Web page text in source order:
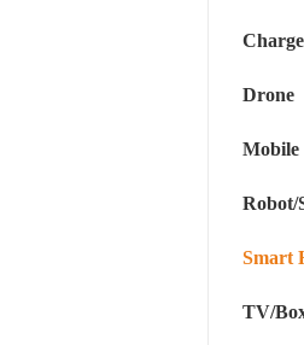
Drone
Mobile
Robot/
Smart
TV/